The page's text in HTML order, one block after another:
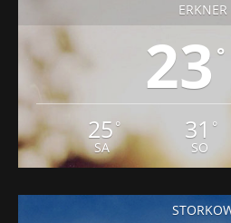
ERKNER
23 °
25 °
SA
31 °
SO